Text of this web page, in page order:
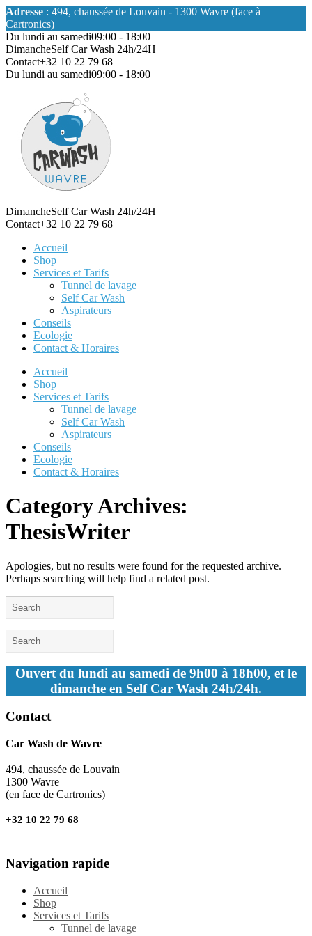
Adresse : 494, chaussée de Louvain - 1300 Wavre (face à
Cartronics)
Du lundi au samedi09:00 - 18:00
DimancheSelf Car Wash 24h/24H
Contact+32 10 22 79 68
Du lundi au samedi09:00 - 18:00
DimancheSelf Car Wash 24h/24H
Contact+32 10 22 79 68
Accueil
Shop
Services et Tarifs
Tunnel de lavage
Self Car Wash
Aspirateurs
Conseils
Ecologie
Contact & Horaires
Accueil
Shop
Services et Tarifs
Tunnel de lavage
Self Car Wash
Aspirateurs
Conseils
Ecologie
Contact & Horaires
Category Archives:
ThesisWriter
Apologies, but no results were found for the requested archive.
Perhaps searching will help find a related post.
Ouvert du lundi au samedi de 9h00 à 18h00, et le
dimanche en Self Car Wash 24h/24h.
Contact
Car Wash de Wavre
494, chaussée de Louvain
1300 Wavre
(en face de Cartronics)
+32 10 22 79 68
Navigation rapide
Accueil
Shop
Services et Tarifs
Tunnel de lavage